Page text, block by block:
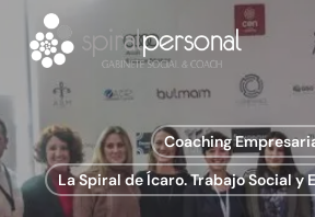
main
content
Coaching
La Spiral de Ícaro. Trabajo Social y